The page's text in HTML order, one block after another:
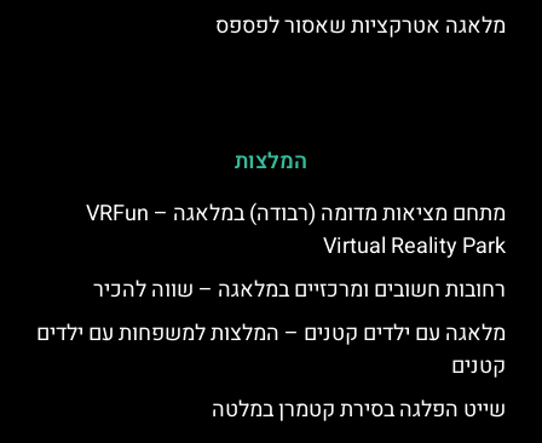
מלאגה אטרקציות שאסור לפספס
המלצות
מתחם מציאות מדומה (רבודה) במלאגה – VRFun
Virtual Reality Park
רחובות חשובים ומרכזיים במלאגה – שווה להכיר
מלאגה עם ילדים קטנים – המלצות למשפחות עם ילדים
קטנים
שייט הפלגה בסירת קטמרן במלטה